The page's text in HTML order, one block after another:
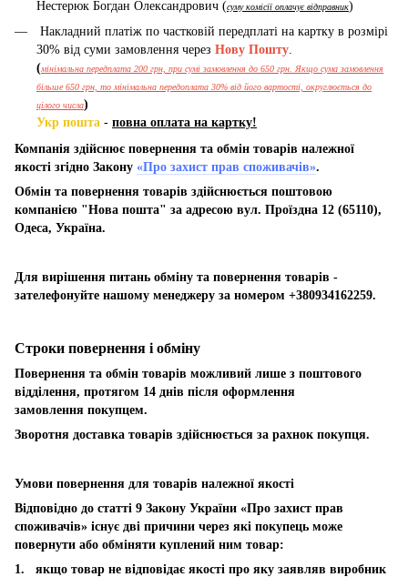
Нестерюк Богдан Олександрович (суму комісії оплачує відправник)
Накладний платіж по частковій передплаті на картку в розмірі
30% від суми замовлення через Нову Пошту.
(мінімальна передплата 200 грн, при сумі замовлення до 650 грн. Якщо сума замовлення
більше 650 грн, то мінімальна передоплата 30% від його вартості, округлюється до
цілого числа)
Укр пошта - повна оплата на картку!
Компанія здійснює повернення та обмін товарів належної
якості згідно Закону «Про захист прав споживачів».
Обмін та повернення товарів здійснюється поштовою
компанією "Нова пошта" за адресою вул. Проїздна 12 (65110),
Одеса, Україна.
Для вирішення питань обміну та повернення товарів -
зателефонуйте нашому менеджеру за номером +380934162259.
Строки повернення і обміну
Повернення та обмін товарів можливий лише з поштового
відділення, протягом 14 днів після оформлення
замовлення покупцем.
Зворотня доставка товарів здійснюється за рахнок покупця.
Умови повернення для товарів належної якості
Відповідно до статті 9 Закону України «Про захист прав
споживачів» існує дві причини через які покупець може
повернути або обміняти куплений ним товар:
1. якщо товар не відповідає якості про яку заявляв виробник